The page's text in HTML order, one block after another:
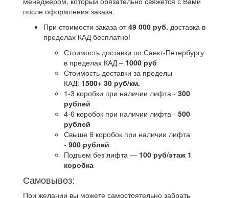
после оформления заказа.
При стоимости заказа от49 000 руб. доставка в
пределах КАД бесплатно!
Стоимость доставки по Санкт-Петербургу
в пределах КАД – 1000 руб
Стоимость доставки за пределы
КАД: 1500+ 30 руб/км.
1-3 коробки при наличии лифта - 300
рублей
4-6 коробок при наличии лифта - 500
рублей
Свыше 6 коробок при наличии лифта
- 900 рублей
Подъем без лифта — 100 руб/этаж 1
коробка
Самовывоз:
При желании вы можете самостоятельно забрать